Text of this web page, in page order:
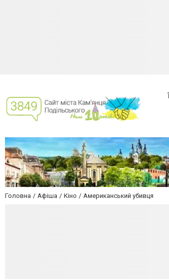
Головна Афіша Кіно Американський убивця